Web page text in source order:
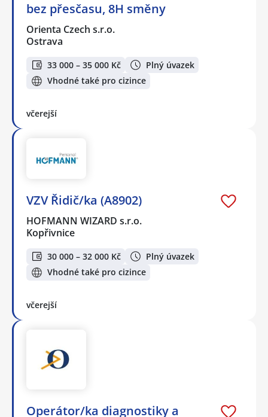
bez přesčasu, 8H směny
Orienta Czech s.r.o.
Ostrava
33 000 – 35 000 Kč
Plný úvazek
Vhodné také pro cizince
včerejší
VZV Řidič/ka (A8902)
HOFMANN WIZARD s.r.o.
Kopřivnice
30 000 – 32 000 Kč
Plný úvazek
Vhodné také pro cizince
včerejší
Operátor/ka diagnostiky a